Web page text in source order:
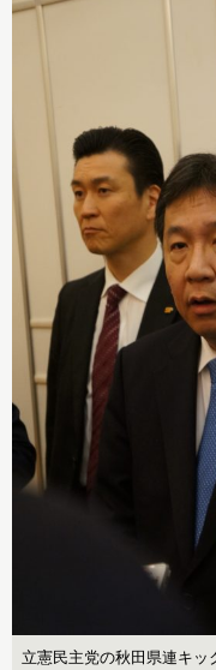
立憲民主党の秋田県連キ